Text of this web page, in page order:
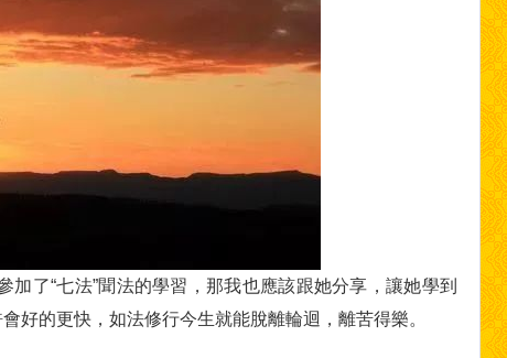
了“七法”聞法的學習，那我也應該跟她分享，讓她學到
好的更快，如法修行今生就能脫離輪迴，離苦得樂。